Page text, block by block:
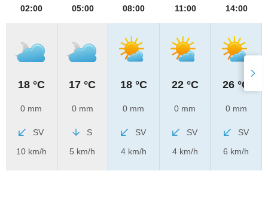
02:00
18 °C
0 mm
SV
10 km/h
05:00
17 °C
0 mm
S
5 km/h
08:00
18 °C
0 mm
SV
4 km/h
11:00
22 °C
0 mm
SV
4 km/h
14:00
26 °C
0 mm
SV
6 km/h